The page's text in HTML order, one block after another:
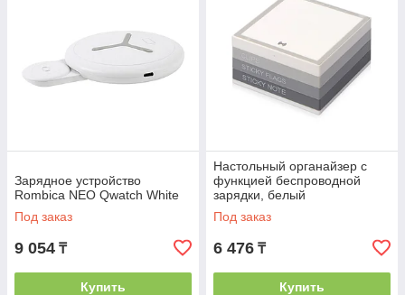
Зарядное устройство
Rombica NEO Qwatch White
Под заказ
9 054 ₸
Купить
Настольный органайзер с
функцией беспроводной
зарядки, белый
Под заказ
6 476 ₸
Купить